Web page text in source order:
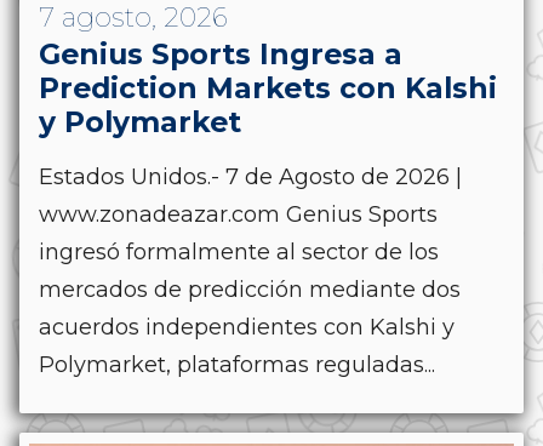
7 agosto, 2026
Genius Sports Ingresa a
Prediction Markets con Kalshi
y Polymarket
Estados Unidos.- 7 de Agosto de 2026 |
www.zonadeazar.com Genius Sports
ingresó formalmente al sector de los
mercados de predicción mediante dos
acuerdos independientes con Kalshi y
Polymarket, plataformas reguladas...